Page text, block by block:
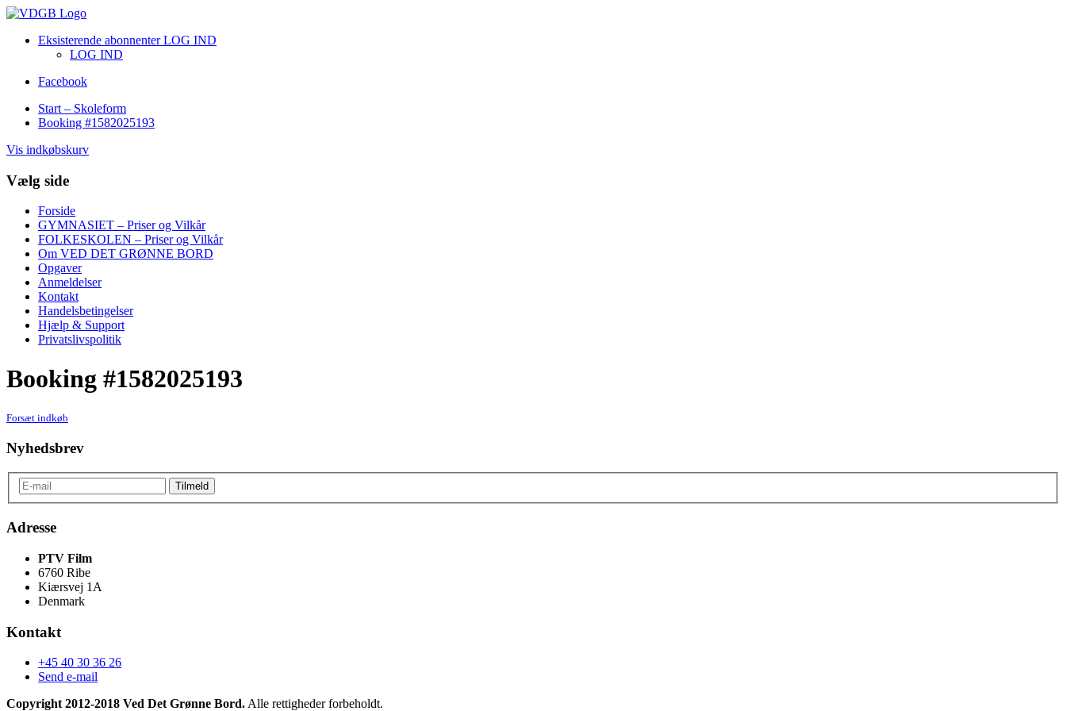
Eksisterende abonnenter LOG IND
LOG IND
Facebook
Start – Skoleform
Booking #1582025193
Vis indkøbskurv
Vælg side
Forside
GYMNASIET – Priser og Vilkår
FOLKESKOLEN – Priser og Vilkår
Om VED DET GRØNNE BORD
Opgaver
Anmeldelser
Kontakt
Handelsbetingelser
Hjælp & Support
Privatslivspolitik
Booking #1582025193
Forsæt indkøb
Nyhedsbrev
Adresse
PTV Film
6760 Ribe
Kiærsvej 1A
Denmark
Kontakt
+45 40 30 36 26
Send e-mail
Copyright 2012-2018 Ved Det Grønne Bord. Alle rettigheder forbeholdt.